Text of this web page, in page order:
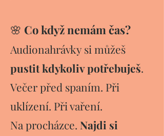
🌸 Co když nemám čas?
Audionahrávky si můžeš
pustit kdykoliv potřebuješ.
Večer před spaním. Při
uklízení. Při vaření.
Na procházce. Najdi si